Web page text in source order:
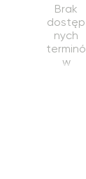
Brak
dostęp
nych
terminó
w